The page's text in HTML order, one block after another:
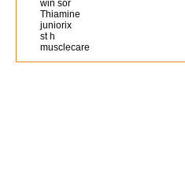
win sor
Thiamine
juniorix
st h
musclecare